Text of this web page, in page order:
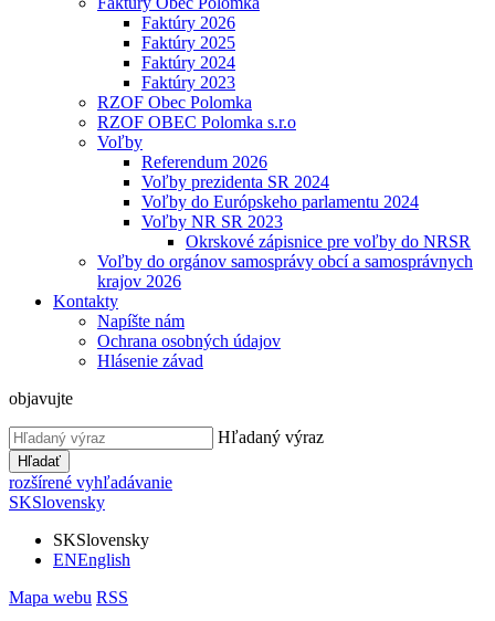
Faktúry 2026
Faktúry 2025
Faktúry 2024
Faktúry 2023
RZOF Obec Polomka
RZOF OBEC Polomka s.r.o
Voľby
Referendum 2026
Voľby prezidenta SR 2024
Voľby do Európskeho parlamentu 2024
Voľby NR SR 2023
Okrskové zápisnice pre voľby do NRSR
Voľby do orgánov samosprávy obcí a samosprávnych
krajov 2026
Kontakty
Napíšte nám
Ochrana osobných údajov
Hlásenie závad
objavujte
Hľadaný výraz
Hľadať
rozšírené vyhľadávanie
SKSlovensky
SKSlovensky
ENEnglish
Mapa webu RSS